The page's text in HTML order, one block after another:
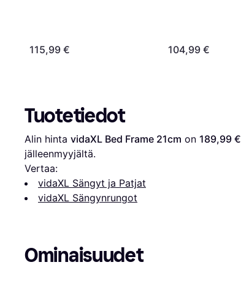
115,99 € 104,99 €
Tuotetiedot
Alin hinta vidaXL Bed Frame 21cm on 189,99 €
jälleenmyyjältä.
Vertaa:
vidaXL Sängyt ja Patjat
vidaXL Sängynrungot
Ominaisuudet